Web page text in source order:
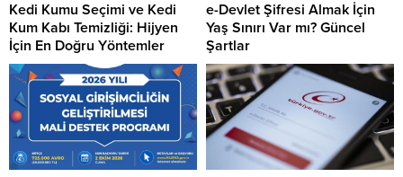
Kedi Kumu Seçimi ve Kedi
Kum Kabı Temizliği: Hijyen
İçin En Doğru Yöntemler
e-Devlet Şifresi Almak İçin
Yaş Sınırı Var mı? Güncel
Şartlar